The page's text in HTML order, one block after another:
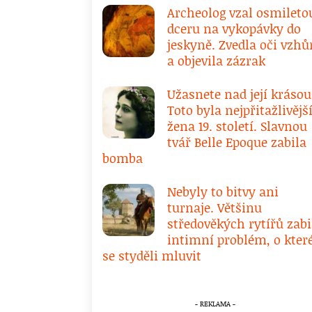
Archeolog vzal
dceru na vykopávky do
jeskyně. Zvedla oči
a objevila zázrak
Užasnete nad její
Toto byla nejpřitažlivější
žena 19. století. Slavnou
tvář Belle Epoque zabila
bomba
Nebyly to bitvy ani
turnaje. Většinu
středověkých rytířů
intimní problém, o
se styděli mluvit